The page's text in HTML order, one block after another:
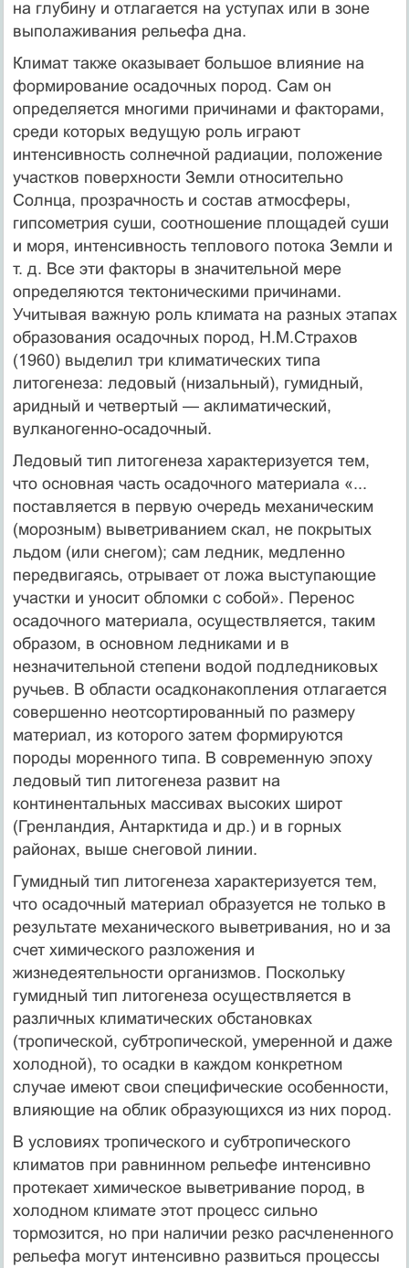
на глубину и отлагается на уступах или в зоне
выполаживания рельефа дна.
Климат также оказывает большое влияние на
формирование осадочных пород. Сам он
определяется многими причинами и факторами,
среди которых ведущую роль играют
интенсивность солнечной радиации, положение
участков поверхности Земли относительно
Солнца, прозрачность и состав атмосферы,
гипсометрия суши, соотношение площадей суши
и моря, интенсивность теплового потока Земли и
т. д. Все эти факторы в значительной мере
определяются тектоническими причинами.
Учитывая важную роль климата на разных этапах
образования осадочных пород, Н.М.Страхов
(1960) выделил три климатических типа
литогенеза: ледовый (низальный), гумидный,
аридный и четвертый — аклиматический,
вулканогенно-осадочный.
Ледовый тип литогенеза характеризуется тем,
что основная часть осадочного материала «...
поставляется в первую очередь механическим
(морозным) выветриванием скал, не покрытых
льдом (или снегом); сам ледник, медленно
передвигаясь, отрывает от ложа выступающие
участки и уносит обломки с собой». Перенос
осадочного материала, осуществляется, таким
образом, в основном ледниками и в
незначительной степени водой подледниковых
ручьев. В области осадконакопления отлагается
совершенно неотсортированный по размеру
материал, из которого затем формируются
породы моренного типа. В современную эпоху
ледовый тип литогенеза развит на
континентальных массивах высоких широт
(Гренландия, Антарктида и др.) и в горных
районах, выше снеговой линии.
Гумидный тип литогенеза характеризуется тем,
что осадочный материал образуется не только в
результате механического выветривания, но и за
счет химического разложения и
жизнедеятельности организмов. Поскольку
гумидный тип литогенеза осуществляется в
различных климатических обстановках
(тропической, субтропической, умеренной и даже
холодной), то осадки в каждом конкретном
случае имеют свои специфические особенности,
влияющие на облик образующихся из них пород.
В условиях тропического и субтропического
климатов при равнинном рельефе интенсивно
протекает химическое выветривание пород, в
холодном климате этот процесс сильно
тормозится, но при наличии резко расчлененного
рельефа могут интенсивно развиться процессы